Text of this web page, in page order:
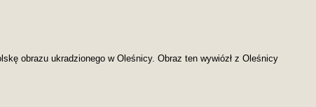
obrazu ukradzionego w Oleśnicy. Obraz ten wywiózł z Oleśnicy